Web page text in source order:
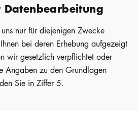
nur für diejenigen Zwecke
bei deren Erhebung aufgezeigt
wir gesetzlich verpflichtet oder
Angaben zu den Grundlagen
Sie in Ziffer 5.